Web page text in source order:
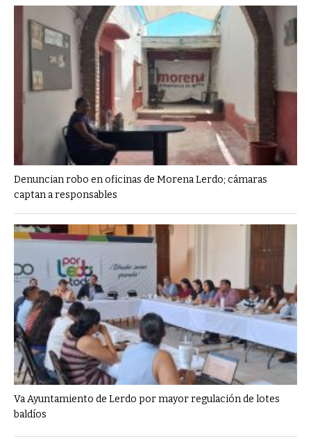
Denuncian robo en oficinas de Morena Lerdo; cámaras
captan a responsables
Va Ayuntamiento de Lerdo por mayor regulación de lotes
baldíos